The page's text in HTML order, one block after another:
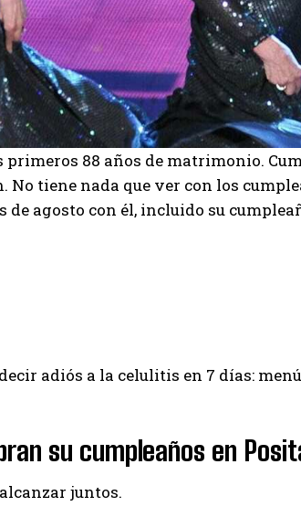
88 años de matrimonio.
No tiene nada que ver con los
de agosto con él, incluido su
adiós a la celulitis en 7 días:
su cumpleaños en
juntos.